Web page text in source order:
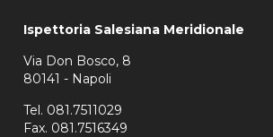
Ispettoria Salesiana Meridionale
Via Don Bosco, 8
80141 - Napoli
Tel. 081.7511029
Fax. 081.7516349